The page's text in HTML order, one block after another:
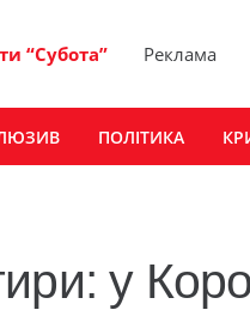
“Субота” Реклама
ПОЛІТИКА
у